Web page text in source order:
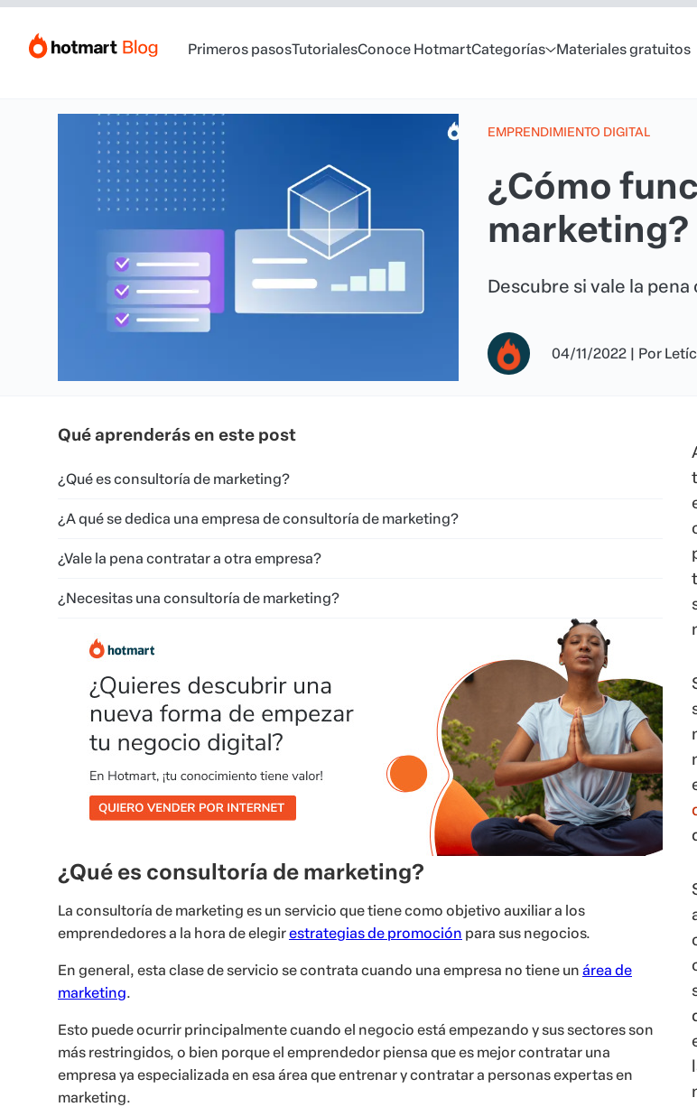
Primeros pasosTutorialesConoce HotmartCategorías Materiales gratuitos
EMPRENDIMIENTO DIGITAL
¿Cómo
marketing?
Descubre si vale la
04/11/2022 | Por
Qué aprenderás en este post
¿Qué es consultoría de marketing?
¿A qué se dedica una empresa de consultoría de marketing?
¿Vale la pena contratar a otra empresa?
¿Necesitas una consultoría de marketing?
¿Qué es consultoría de marketing?
La consultoría de marketing es un servicio que tiene como objetivo auxiliar a los
emprendedores a la hora de elegirestrategias de promoción para sus negocios.
En general, esta clase de servicio se contrata cuando una empresa no tiene un área de
marketing.
Esto puede ocurrir principalmente cuando el negocio está empezando y sus sectores son
más restringidos, o bien porque el emprendedor piensa que es mejor contratar una
empresa ya especializada en esa área que entrenar y contratar a personas expertas en
marketing.